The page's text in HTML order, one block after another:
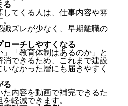
る
てくる人は、仕事内容や雰
識ズレが少なく、早期離職の
ーチしやすくなる
」「教育体制はあるのか」と
できるため、これまで建設
なかった層にも届きやすく
る
内容を動画で補完できるた
軽減できます。